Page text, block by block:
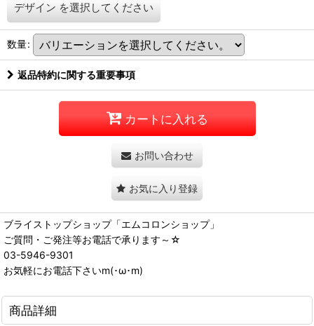
デザイン を選択してください
数量:
返品特約に関する重要事項
カートに入れる
お問い合わせ
お気に入り登録
ブライストップショップ「エムコロンショップ」
ご質問・ご発注等お電話で承ります～☆
03-5946-9301
お気軽にお電話下さいm(･ω･m)
商品詳細